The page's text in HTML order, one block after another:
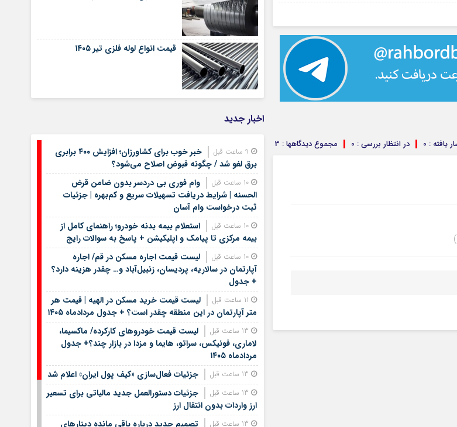
مجموع دیدگاهها : 3 در انتظار بررسی : 0 یافته : 0
قیمت انواع لوله فلزی تیر ۱۴۰۵
اخبار جدید
خبر خوب برای کشاورزان؛ افزایش ۴۰۰ برابری
برق لغو شد / چگونه قبوض اصلاح می‌شود؟
10 ساعت قبل
وام فوری بی دردسر بدون ضامن قرض
الحسنه | شرایط دریافت تسهیلات سریع و کم‌بهره | جزئیات
ثبت درخواست وام آسان
10 ساعت قبل
استعلام بیمه بدنه خودرو؛ راهنمای کامل از
بیمه مرکزی تا پیامک و اپلیکیشن + پاسخ به سوالات رایج
10 ساعت قبل
لیست قیمت اجاره مسکن در قم/ اجاره
آپارتمان در سالاریه، پردیسان، زنبیل‌آباد و… چقدر هزینه دارد؟
+ جدول
لیست قیمت خرید مسکن در الهیه | قیمت هر
متر آپارتمان در این منطقه چقدر است؟ + جدول مردادماه ۱۴۰۵
لیست قیمت خودروهای کارکرده/ ماکسیما،
لاماری، فونیکس، سراتو، هایما و مزدا در بازار چند؟+ جدول
مردادماه ۱۴۰۵
جزئیات فعال‌سازی «کیف پول ایران» اعلام شد
جزئیات دستورالعمل جدید مالیاتی برای تسعیر
ارز واردات بدون انتقال ارز
تصمیم جدید درباره باقی مانده دینارهای